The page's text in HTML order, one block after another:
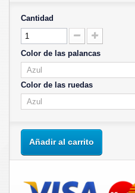
Cantidad
Color de las palancas
Color de las ruedas
Añadir al carrito